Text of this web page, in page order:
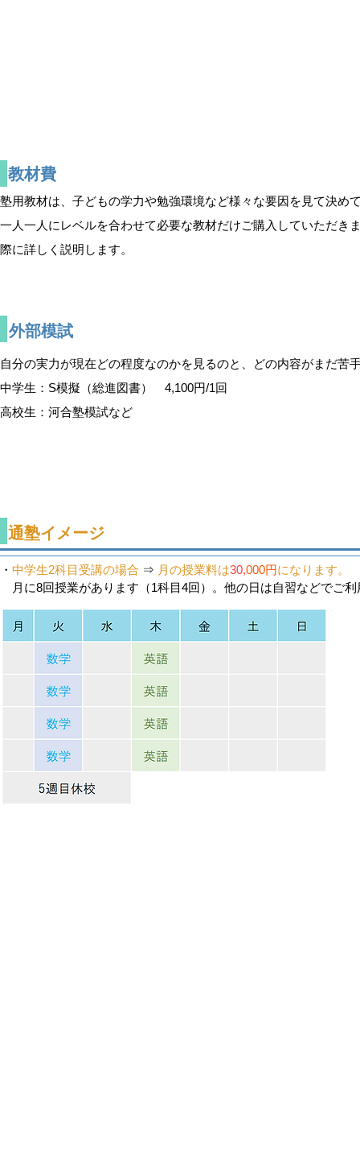
教材費
塾用教材は、子どもの学力や勉強環境など様々な要因を見て決
一人一人にレベルを合わせて必要な教材だけご購入していただ
際に詳しく説明します。
外部模試
自分の実力が現在どの程度なのかを見るのと、どの内容がまだ苦
中学生：S模擬（総進図書） 4,100円/1回
​高校生：河合塾模試など
​通塾イメージ
・ 中学生2科目受講の場合 ⇒ 月の授業料は30,000円になります。
月に8回授業があります（1科目4回）。他の日は自習などでご